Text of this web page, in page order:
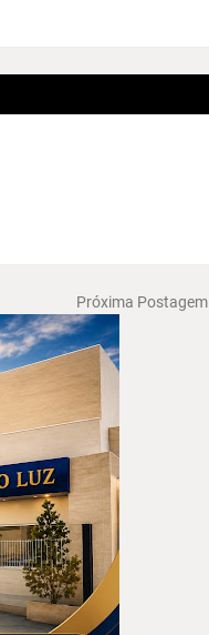
Próxima Postagem